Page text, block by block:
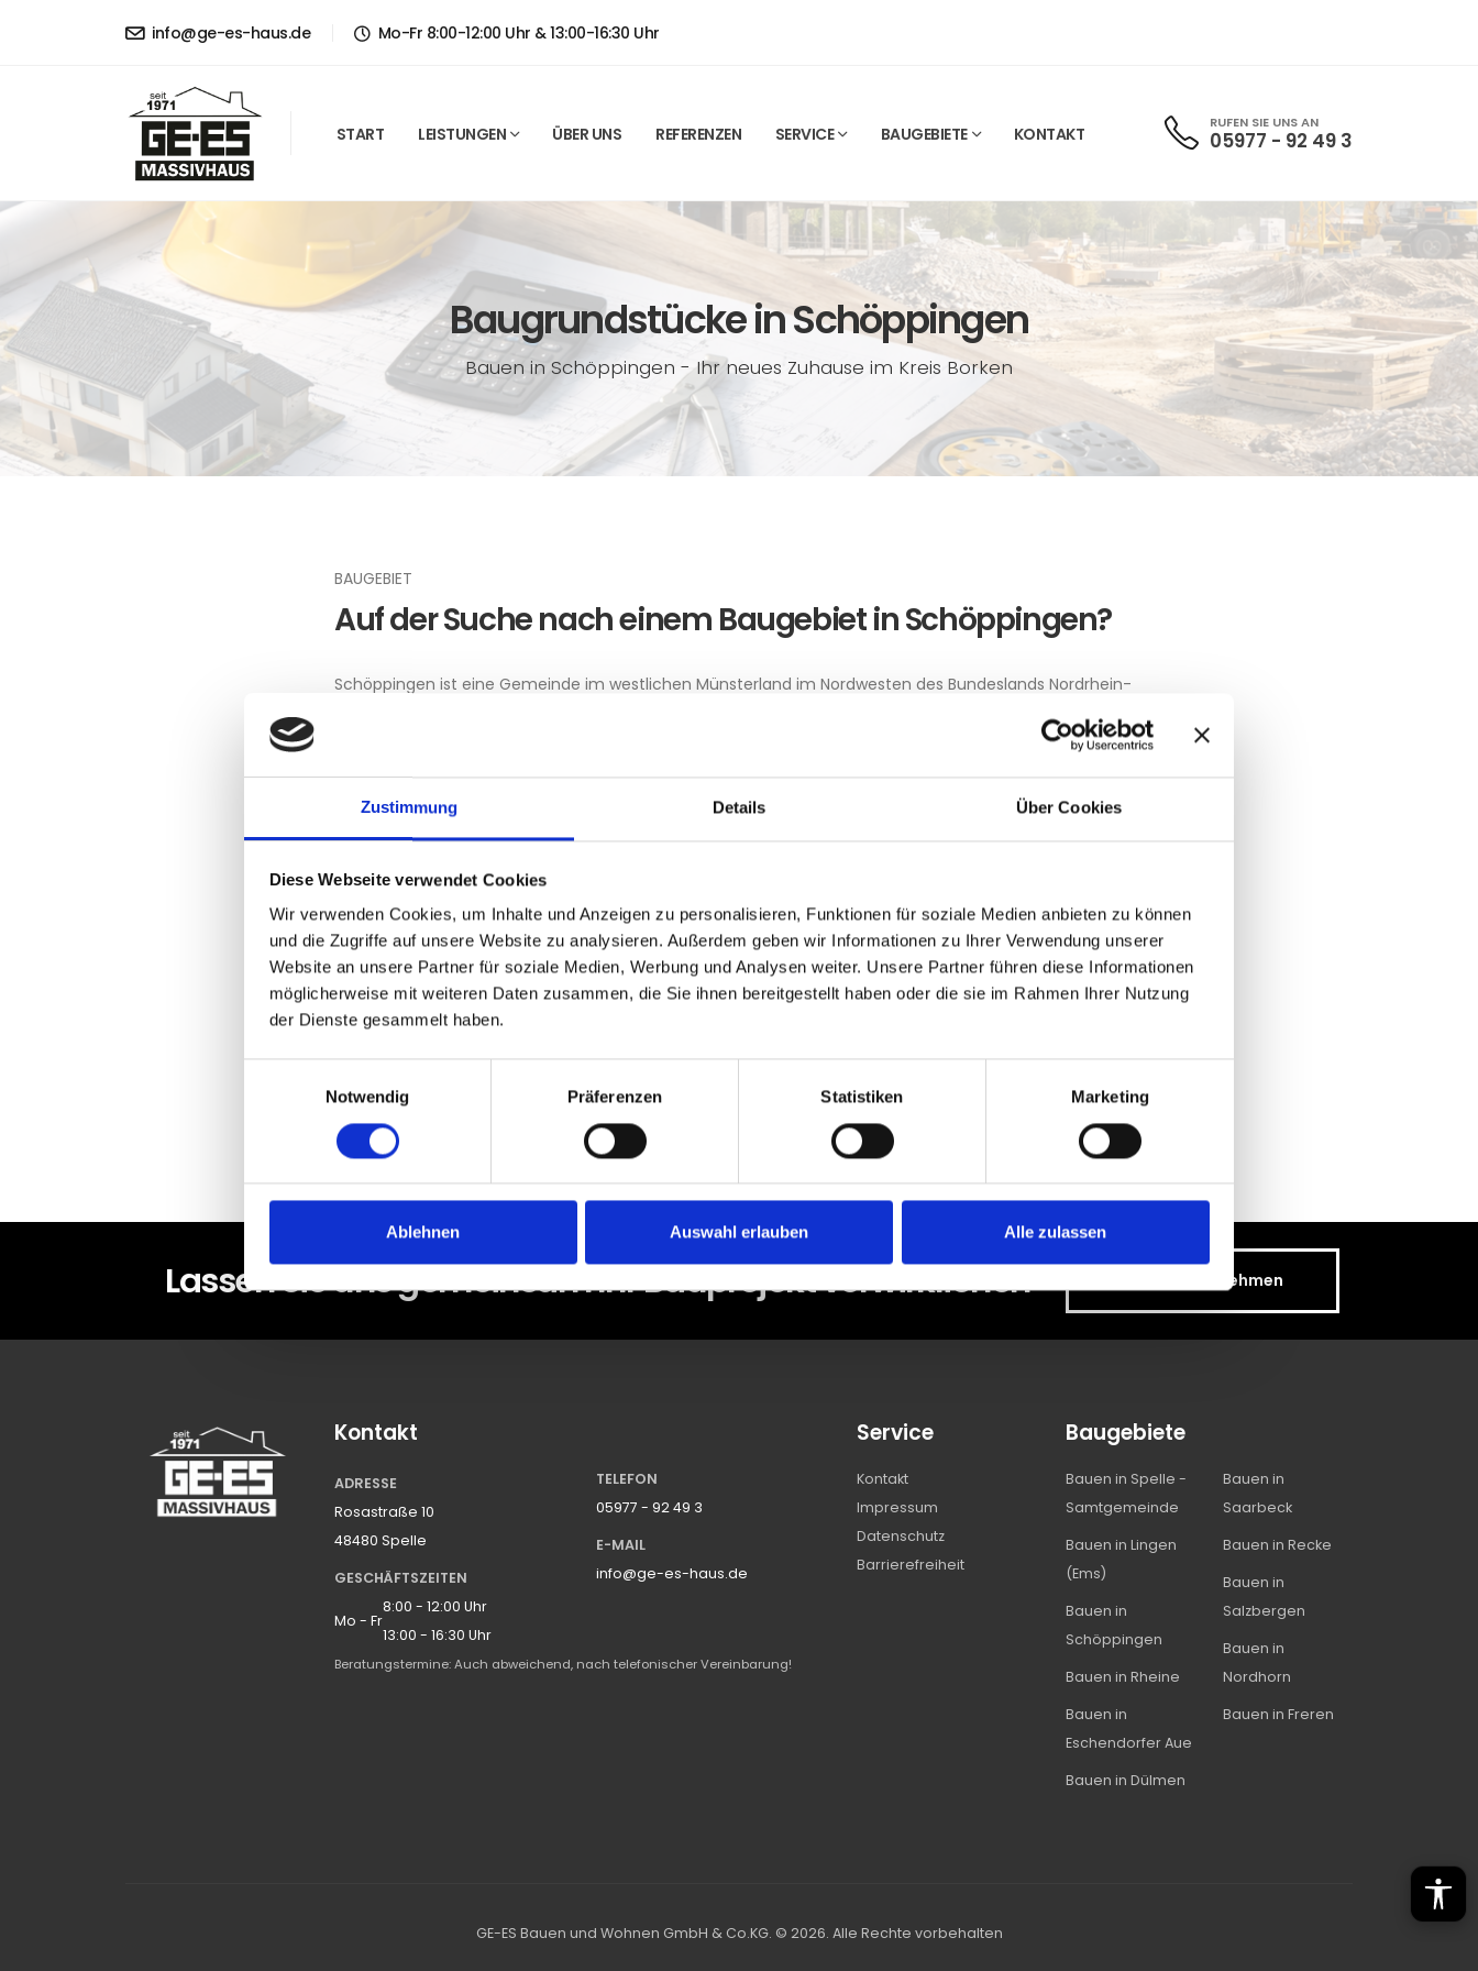
Zustimmung Details Über Cookies
Diese Webseite verwendet Cookies
Wir verwenden Cookies, um Inhalte und Anzeigen zu personalisieren, Funktionen für soziale Medien anbieten zu können
und die Zugriffe auf unsere Website zu analysieren. Außerdem geben wir Informationen zu Ihrer Verwendung unserer
Website an unsere Partner für soziale Medien, Werbung und Analysen weiter. Unsere Partner führen diese Informationen
möglicherweise mit weiteren Daten zusammen, die Sie ihnen bereitgestellt haben oder die sie im Rahmen Ihrer Nutzung
der Dienste gesammelt haben.
Notwendig
Präferenzen Statistiken Marketing
Ablehnen Auswahl erlauben Alle zulassen
info@ge-es-haus.de Mo-Fr 8:00-12:00 Uhr & 13:00-16:30 Uhr
START LEISTUNGEN ÜBER UNS REFERENZEN SERVICE BAUGEBIETE KONTAKT
RUFEN SIE UNS AN
05977 - 92 49 3
Baugrundstücke in Schöppingen
Bauen in Schöppingen - Ihr neues Zuhause im Kreis Borken
BAUGEBIET
Auf der Suche nach einem Baugebiet in Schöppingen?
Schöppingen ist eine Gemeinde im westlichen Münsterland im Nordwesten des Bundeslands Nordrhein-
Westfalen und ist eine kreisangehörige Gemeinde des Kreises Borken im Regierungsbezirk Münster. Die
Gemeinde Schöppingen ist bestrebt, mit dem Ziel einer familienfreundlichen Wohnbaupolitik nachhaltig
Verfügung zu stellen.
Herzlichen Glückwunsch zu ihrem neuen Grundstück. Wir beraten Sie gern zu Ihrem
Lassen Sie uns gemeinsam Ihr Bauprojekt verwirklichen Kontakt aufnehmen
Kontakt
ADRESSE
Rosastraße 10
48480 Spelle
GESCHÄFTSZEITEN
Mo - Fr
8:00 - 12:00 Uhr
13:00 - 16:30 Uhr
TELEFON
05977 - 92 49 3
E-MAIL
info@ge-es-haus.de
Beratungstermine: Auch abweichend, nach telefonischer Vereinbarung!
Service
Kontakt
Impressum
Datenschutz
Barrierefreiheit
Baugebiete
Bauen in Spelle -
Samtgemeinde
Bauen in Lingen
(Ems)
Bauen in
Schöppingen
Bauen in Rheine
Bauen in
Eschendorfer Aue
Bauen in Dülmen
Bauen in
Saarbeck
Bauen in Recke
Bauen in
Salzbergen
Bauen in
Nordhorn
Bauen in Freren
GE-ES Bauen und Wohnen GmbH & Co.KG. © 2026. Alle Rechte vorbehalten